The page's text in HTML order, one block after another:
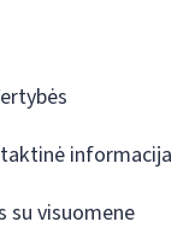
informacija
su visuomene